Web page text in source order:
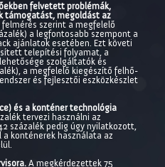
felvetett problémák,
támogatást, megoldást az
szerint a megfelelő
a legfontosabb szempont a
ajánlatok esetében. Ezt követi
telepítési folyamat, a
szolgáltatók és
a megfelelő kiegészítő felhő-
és fejlesztői eszközkészlet
és a konténer technológia
tervezi használni az
százalék pedig úgy nyilatkozott,
konténerek használata az
A megkérdezettek 75